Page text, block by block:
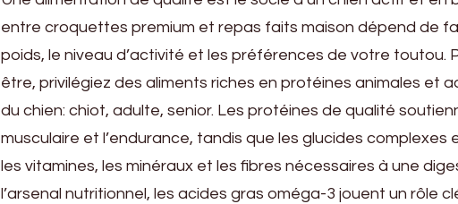
entre croquettes premium et repas faits maison dépend de
poids, le niveau d’activité et les préférences de votre toutou.
être, privilégiez des aliments riches en protéines animales et
du chien: chiot, adulte, senior. Les protéines de qualité
musculaire et l’endurance, tandis que les glucides
les vitamines, les minéraux et les fibres nécessaires à une
l’arsenal nutritionnel, les acides gras oméga-3 jouent un rôle